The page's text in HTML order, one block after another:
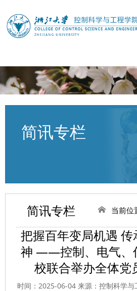
简讯专栏
简讯专栏 当前位
把握百年变局机遇
神 ——控制、电气、
校联合举办全体党
时间：2025-06-04 来源：控制科学